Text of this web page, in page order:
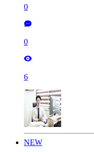
0
0
6
NEW